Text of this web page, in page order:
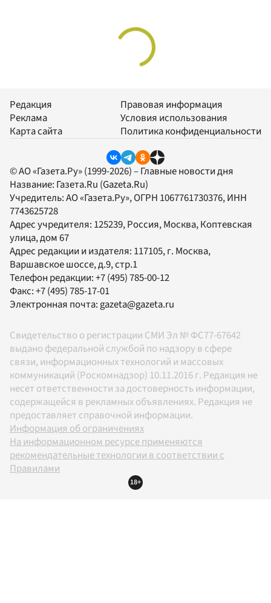
Редакция
Реклама
Карта сайта
Правовая информация
Условия использования
Политика конфиденциальности
© АО «Газета.Ру» (1999-2026) – Главные новости дня
Название: Газета.Ru (Gazeta.Ru)
Учредитель:АО «Газета.Ру», ОГРН 1067761730376, ИНН
7743625728
Адрес учредителя: 125239, Россия, Москва, Коптевская
улица, дом 67
Адрес редакции и издателя: 117105, г. Москва,
Варшавское шоссе, д.9, стр.1
Телефон редакции:+7 (495) 785-00-12
Факс:+7 (495) 785-17-01
Электронная почта:gazeta@gazeta.ru
Свидетельство о регистрации СМИ Эл № ФС77-67642
выдано федеральной службой по надзору в сфере
связи, информационных технологий и массовых
коммуникаций (Роскомнадзор) 10.11.2016 г. Редакция не
несет ответственности за достоверность информации,
содержащейся в рекламных объявлениях. Редакция не
предоставляет справочной информации.
Информация об ограничениях
На информационном ресурсе применяются
рекомендательные технологии в соответствии с
Правилами
18+